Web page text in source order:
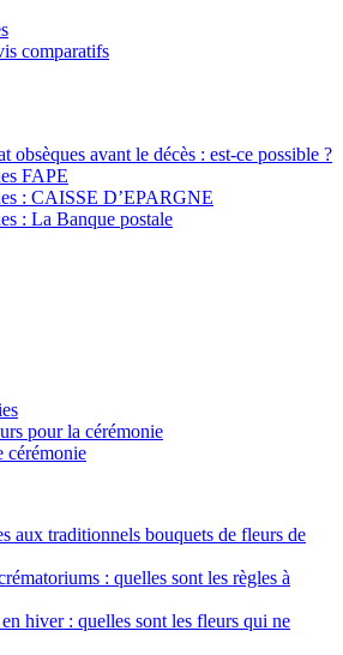
comparatifs
obsèques avant le décès : est-ce possible ?
FAPE
: CAISSE D’EPARGNE
: La Banque postale
pour la cérémonie
cérémonie
aux traditionnels bouquets de fleurs de
: quelles sont les règles à
hiver : quelles sont les fleurs qui ne